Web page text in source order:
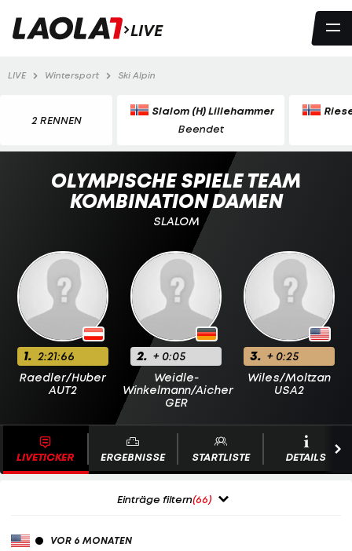
LIVE
LIVE Wintersport Ski Alpin
2 RENNEN
Slalom (H) Lillehammer
Beendet
OLYMPISCHE SPIELE TEAM
KOMBINATION DAMEN
SLALOM
1. 2:21:66
Raedler/Huber
AUT2
2. + 0:05
Weidle-
Winkelmann/Aicher
GER
3. + 0:25
Wiles/Moltzan
USA2
LIVETICKER ERGEBNISSE STARTLISTE DETAILS
Einträge filtern(66)
VOR 6 MONATEN